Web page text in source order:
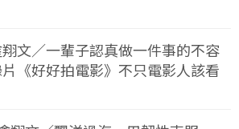
文／一輩子認真做一件事的不容
《好好拍電影》不只電影人該看